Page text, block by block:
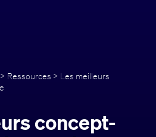
> Ressources > Les meilleurs
concept-